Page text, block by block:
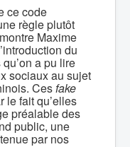
ce code
règle plutôt
Maxime
du
a pu lire
sociaux au sujet
Cesfake
le fait qu’elles
préalable des
public, une
par nos